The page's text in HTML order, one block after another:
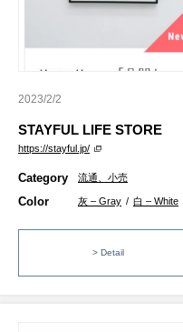
2023/2/2
STAYFUL LIFE STORE
https://stayful.jp/
Category 流通、小売
Color 灰 – Gray / 白 – White
> Detail